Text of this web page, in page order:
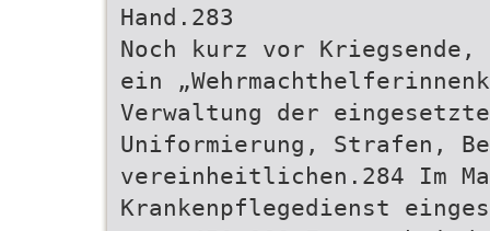
Hand.283
Noch kurz vor Kriegsende,
ein
Verwaltung der
Uniformierung, Strafen,
vereinheitlichen.284 Im
Krankenpflegedienst